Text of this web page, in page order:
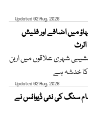
Updated 02 Aug, 2026
میں اضافے اور فلیش
شہری علاقوں میں اربن
کا خدشہ ہے
Updated 02 Aug, 2026
سنگ کی نئی ڈیوائس نے